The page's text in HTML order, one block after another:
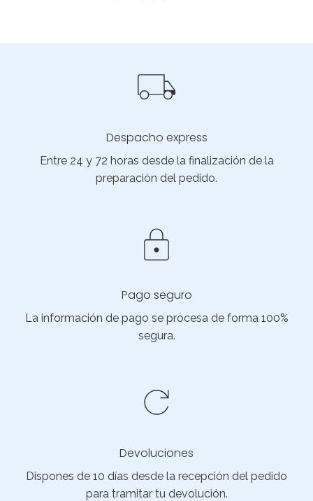
Despacho express
Entre 24 y 72 horas desde la finalización de la
preparación del pedido.
Pago seguro
La información de pago se procesa de forma 100%
segura.
Devoluciones
Dispones de 10 días desde la recepción del pedido
para tramitar tu devolución.